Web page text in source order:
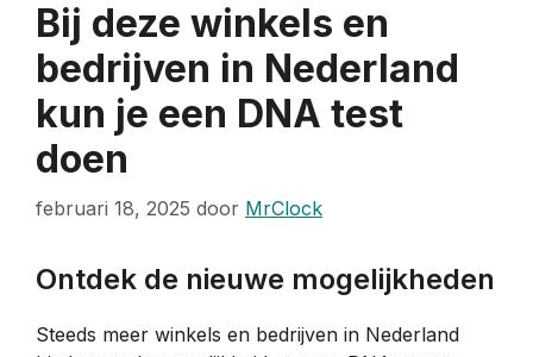
Bij deze winkels en
bedrijven in Nederland
kun je een DNA test
doen
februari 18, 2025 door MrClock
Ontdek de nieuwe mogelijkheden
Steeds meer winkels en bedrijven in Nederland